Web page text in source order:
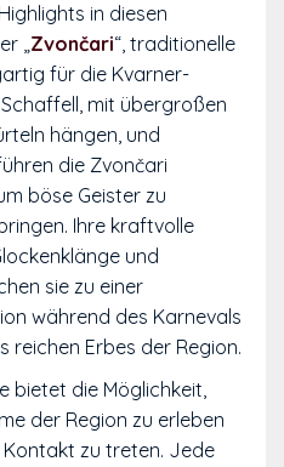
in diesen
„Zvončari“, traditionelle
für die Kvarner-
mit übergroßen
hängen, und
die Zvončari
böse Geister zu
Ihre kraftvolle
und
sie zu einer
während des Karnevals
reichen Erbes der Region.
bietet die Möglichkeit,
der Region zu erleben
Kontakt zu treten. Jede